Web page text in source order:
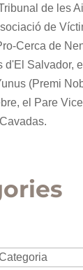
de les
de
Cerca de
d'El Salvador,
(Premi
el Pare